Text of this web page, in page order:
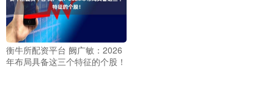
衡牛所配资平台 阙广敏：2026
年布局具备这三个特征的个股！